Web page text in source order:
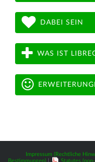
DABEI SEIN
WAS IST
Impressum (Rechtliche
Bestimmungen)
Statutes